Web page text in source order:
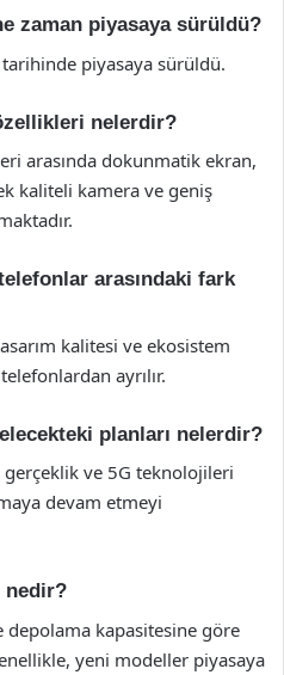
zaman piyasaya sürüldü?
piyasaya sürüldü.
nelerdir?
arasında dokunmatik ekran,
kaliteli kamera ve geniş
arasındaki fark
kalitesi ve ekosistem
ayrılır.
planları nelerdir?
gerçeklik ve 5G teknolojileri
devam etmeyi
nedir?
depolama kapasitesine göre
yeni modeller piyasaya